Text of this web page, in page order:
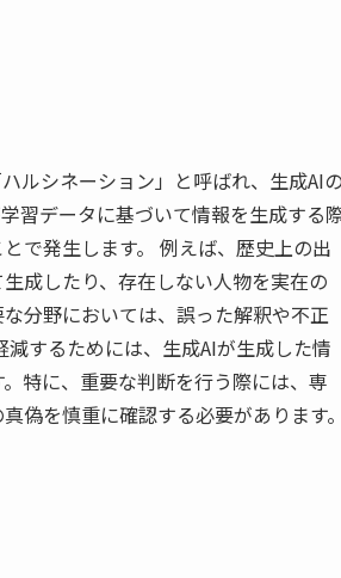
ルシネーション」と呼ばれ、生成AI
習データに基づいて情報を生成する
で発生します。 例えば、歴史上の出
成したり、存在しない人物を実在の
分野においては、誤った解釈や不正
するためには、生成AIが生成した情
特に、重要な判断を行う際には、専
偽を慎重に確認する必要があります